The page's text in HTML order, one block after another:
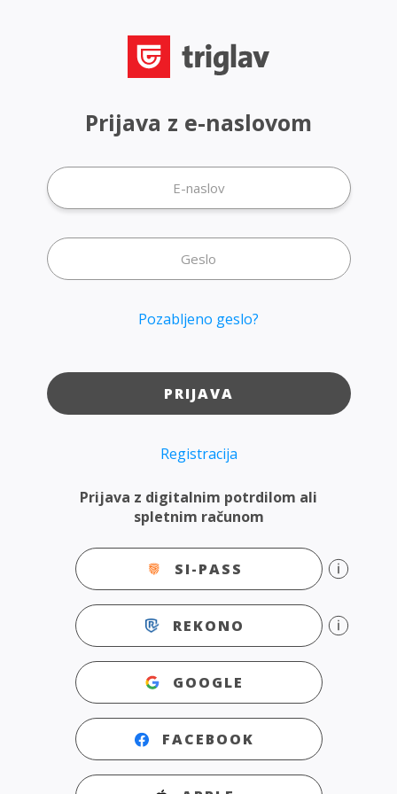
Prijava z digitalnim potrdilom ali
spletnim računom
SI-PASS
REKONO
GOOGLE
FACEBOOK
Prijava z e-naslovom
Pozabljeno geslo?
PRIJAVA
Registracija